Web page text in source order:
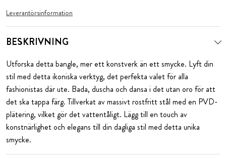
Leverantörsinformation
BESKRIVNING
Utforska detta bangle, mer ett konstverk än ett smycke. Lyft din
stil med detta ikoniska verktyg, det perfekta valet för alla
fashionistas där ute. Bada, duscha och dansa i det utan oro för att
det ska tappa färg. Tillverkat av massivt rostfritt stål med en PVD-
plätering, vilket gör det vattentåligt. Lägg till en touch av
konstnärlighet och elegans till din dagliga stil med detta unika
smycke.